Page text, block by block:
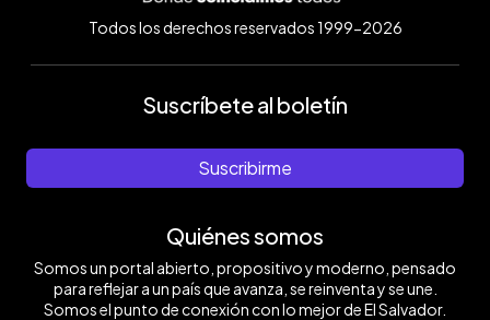
Todos los derechos reservados 1999-2026
Suscríbete al boletín
Suscribirme
Quiénes somos
Somos un portal abierto, propositivo y moderno, pensado
para reflejar a un país que avanza, se reinventa y se une.
Somos el punto de conexión con lo mejor de El Salvador.